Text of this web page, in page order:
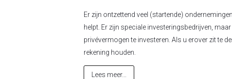
Er zijn ontzettend veel (startende)
helpt. Er zijn speciale investeringsbedrijven,
privévermogen te investeren. Als u erover zit te
rekening houden.
Lees meer...